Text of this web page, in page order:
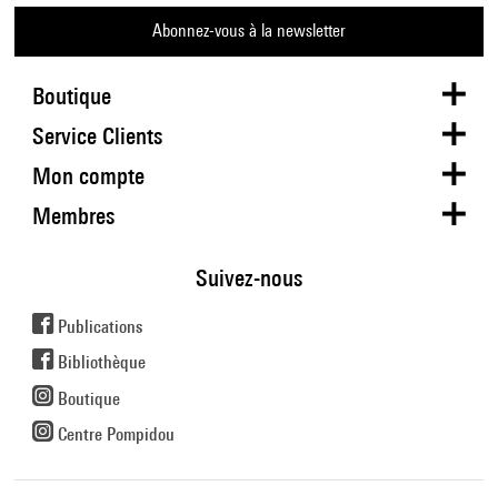
Boutique
Abonnez-vous à la newsletter
Service Clients
Mon compte
Membres
Suivez-nous
Publications
Bibliothèque
Boutique
Centre Pompidou